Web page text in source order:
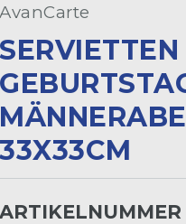
AvanCarte
33X33CM
ARTIKELNUMMER